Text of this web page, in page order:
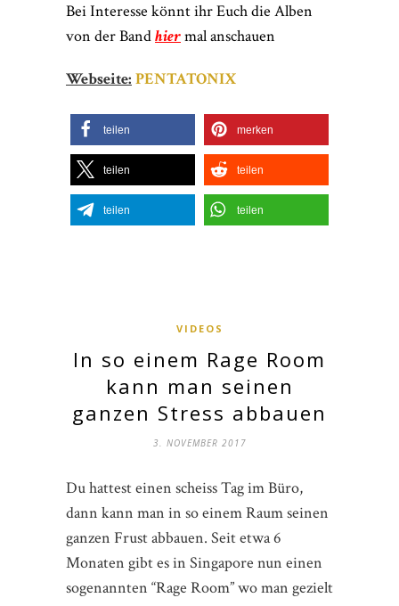
Bei Interesse könnt ihr Euch die Alben
von der Bandhiermal anschauen
Webseite: PENTATONIX
teilen merken
teilen teilen
teilen teilen
VIDEOS
In so einem Rage Room
kann man seinen
ganzen Stress abbauen
3. NOVEMBER 2017
Du hattest einen scheiss Tag im Büro,
dann kann man in so einem Raum seinen
ganzen Frust abbauen. Seit etwa 6
Monaten gibt es in Singapore nun einen
sogenannten “Rage Room” wo man gezielt